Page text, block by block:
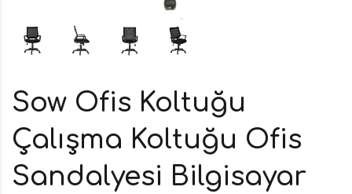
Sow Ofis Koltuğu
Çalışma Koltuğu Ofis
Sandalyesi Bilgisayar